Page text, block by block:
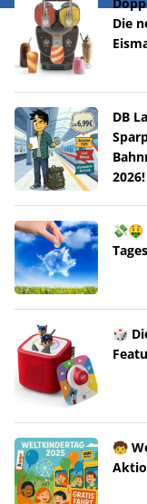
Die
DB
💸🤑
🎲
🧒